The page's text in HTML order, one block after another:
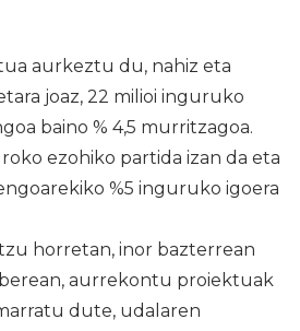
aurkeztu du, nahiz eta
joaz, 22 milioi inguruko
baino % 4,5 murritzagoa.
ezohiko partida izan da eta
%5 inguruko igoera
horretan, inor bazterrean
aurrekontu proiektuak
dute, udalaren